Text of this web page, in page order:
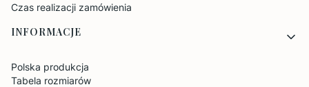
Czas realizacji zamówienia
INFORMACJE
Polska produkcja
Tabela rozmiarów